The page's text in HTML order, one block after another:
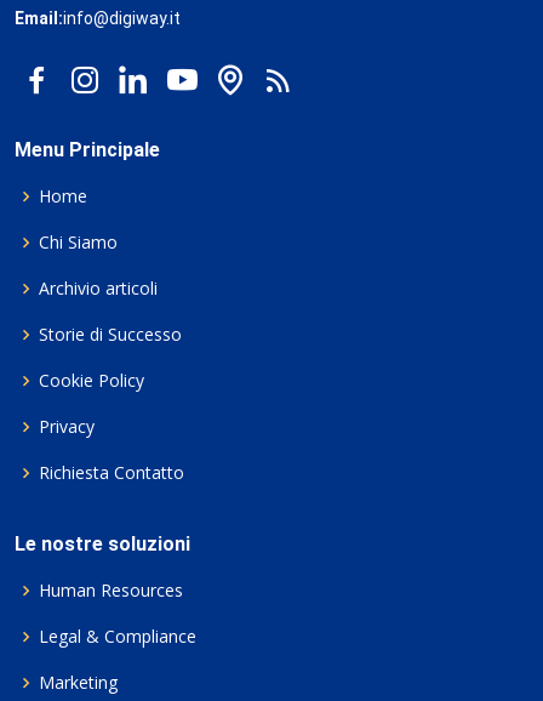
Email:info@digiway.it
Menu Principale
Home
Chi Siamo
Archivio articoli
Storie di Successo
Cookie Policy
Privacy
Richiesta Contatto
Le nostre soluzioni
Human Resources
Legal & Compliance
Marketing